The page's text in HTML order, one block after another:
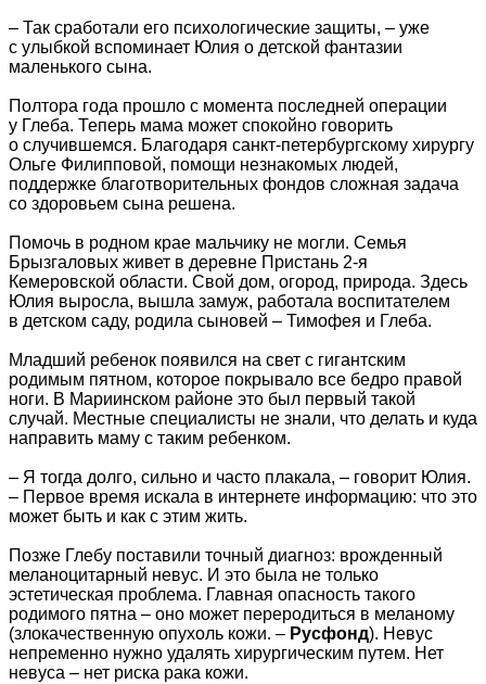
– Так сработали его психологические защиты, – уже
с улыбкой вспоминает Юлия о детской фантазии
маленького сына.
Полтора года прошло с момента последней операции
у Глеба. Теперь мама может спокойно говорить
о случившемся. Благодаря санкт-петербургскому хирургу
Ольге Филипповой, помощи незнакомых людей,
поддержке благотворительных фондов сложная задача
со здоровьем сына решена.
Помочь в родном крае мальчику не могли. Семья
Брызгаловых живет в деревне Пристань 2-я
Кемеровской области. Свой дом, огород, природа. Здесь
Юлия выросла, вышла замуж, работала воспитателем
в детском саду, родила сыновей – Тимофея и Глеба.
Младший ребенок появился на свет с гигантским
родимым пятном, которое покрывало все бедро правой
ноги. В Мариинском районе это был первый такой
случай. Местные специалисты не знали, что делать и куда
направить маму с таким ребенком.
– Я тогда долго, сильно и часто плакала, – говорит Юлия.
– Первое время искала в интернете информацию: что это
может быть и как с этим жить.
Позже Глебу поставили точный диагноз: врожденный
меланоцитарный невус. И это была не только
эстетическая проблема. Главная опасность такого
родимого пятна – оно может переродиться в меланому
(злокачественную опухоль кожи. – Русфонд). Невус
непременно нужно удалять хирургическим путем. Нет
невуса – нет риска рака кожи.